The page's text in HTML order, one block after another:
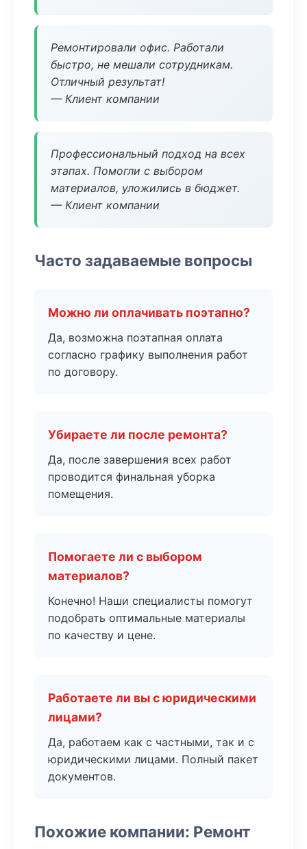
Ремонтировали офис. Работали
быстро, не мешали сотрудникам.
Отличный результат!
— Клиент компании
Профессиональный подход на всех
этапах. Помогли с выбором
материалов, уложились в бюджет.
— Клиент компании
Часто задаваемые вопросы
Можно ли оплачивать поэтапно?
Да, возможна поэтапная оплата
согласно графику выполнения работ
по договору.
Убираете ли после ремонта?
Да, после завершения всех работ
проводится финальная уборка
помещения.
Помогаете ли с выбором
материалов?
Конечно! Наши специалисты помогут
подобрать оптимальные материалы
по качеству и цене.
Работаете ли вы с юридическими
лицами?
Да, работаем как с частными, так и с
юридическими лицами. Полный пакет
документов.
Похожие компании: Ремонт